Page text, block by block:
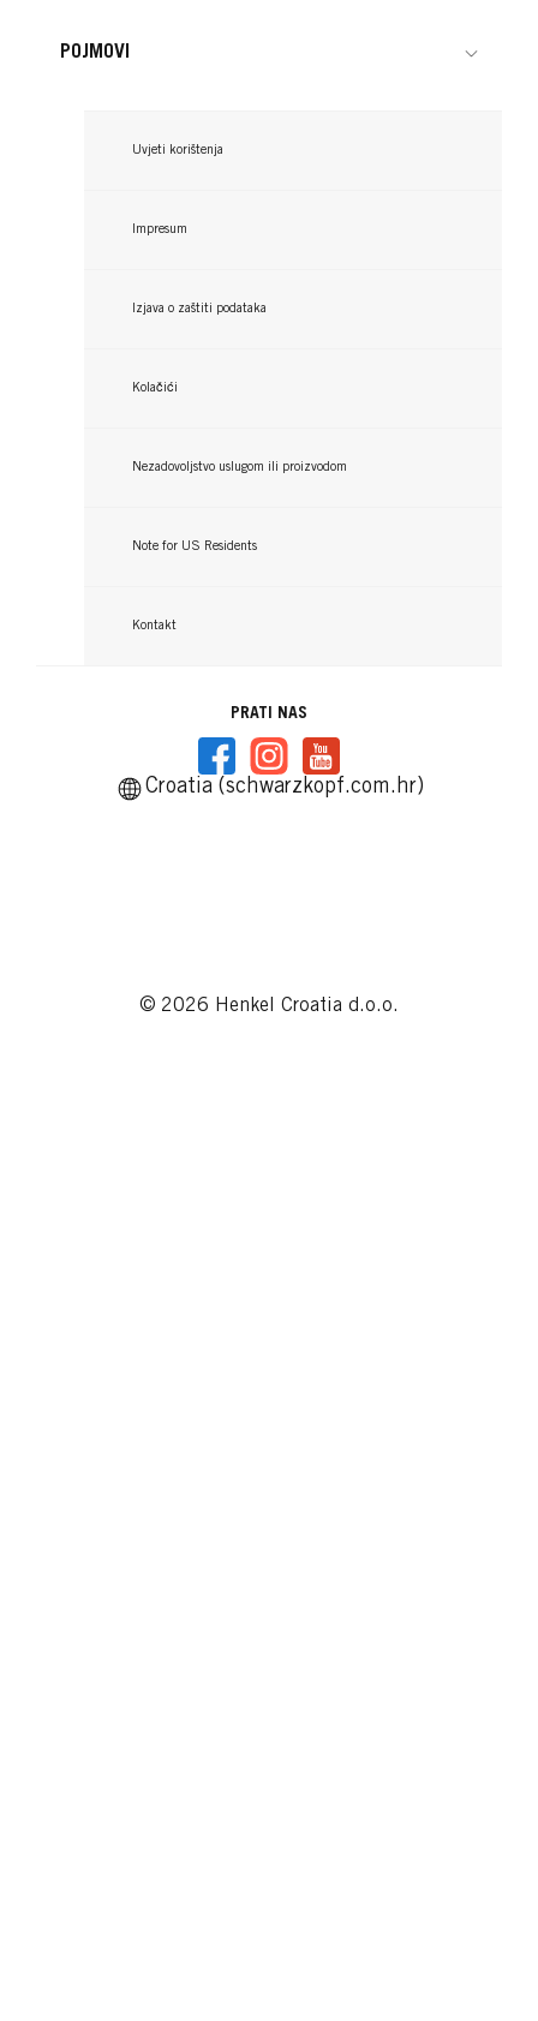
POJMOVI
Uvjeti korištenja
Impresum
Izjava o zaštiti podataka
Kolačići
Nezadovoljstvo uslugom ili proizvodom
Note for US Residents
Kontakt
PRATI NAS
Croatia (schwarzkopf.com.hr)
© 2026 Henkel Croatia d.o.o.